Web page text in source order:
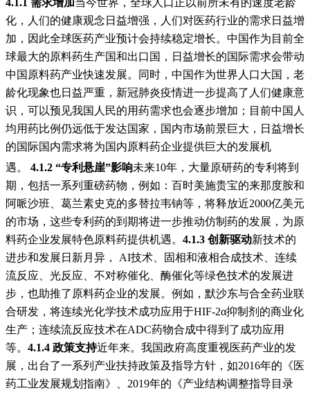
4.1.1 需求增加当今世界，全球人口正以前所未有的速度老龄
化，人们的健康观念日益增强，人们对医药行业的需求日益增
加，因此全球医药产业预计会持续稳定增长。中国作为目前全
球最大的原料药生产国和出口国，日益增长的国际需求会带动
中国原料药产业快速发展。
同时，中国作为世界人口大国，老
龄化现象也日益严重，新冠肺炎疫情进一步提高了人们健康意
识，可以预见我国人民的用药需求也会逐步增加；目前中国人
均用药比例仍远低于发达国家，国内市场前景巨大，日益增长
的国际国内需求将为国内原料药企业提供巨大的发展机
遇。 4.1.2 “专利悬崖”影响未来10年，大量原研药的专利将到
期，包括一系列重磅药物，例如：百时美施贵宝的来那度胺和
阿哌沙班、葛兰素史克的多替拉韦钠等，将释放近2000亿美元
的市场，这些专利药的到期将进一步推动仿制药的发展，为原
料药企业发展特色原料药提供机遇。 4.1.3 创新驱动新技术的
进步和发展日新月异， AI技术、固相和液相合成技术、连续
流反应、光反应、不对称催化、酶催化等绿色技术的发展进
步，也助推了原料药企业的发展。例如，默沙东与合全药业联
合研发，将连续光化学技术成功应用于HIF-2α抑制剂的商业化
生产；连续流反应技术在ADC药物合成中得到了成功应用
等。 4.1.4 政策支持近年来。我国政府高度重视医药产业的发
展，出台了一系列产业扶持政策及指导方针，如2016年的《医
药工业发展规划指南》、2019年的《产业结构调整指导目录